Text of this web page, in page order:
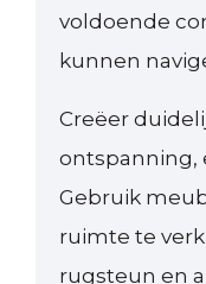
voldoende
kunnen
Creëer
ontspanning,
Gebruik
ruimte te
rugsteun en